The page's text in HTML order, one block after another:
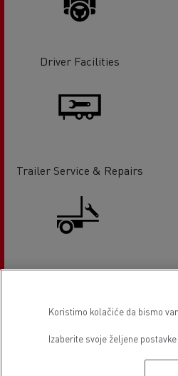
Driver Facilities
Trailer Service & Repairs
Koristimo kolačiće da bismo
Izaberite svoje željene